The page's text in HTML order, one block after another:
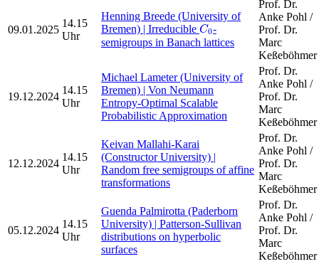
09.01.2025
14.15
Uhr
Henning Breede (University of
Bremen) | Irreducible C0
C0-
semigroups in Banach lattices
Prof. Dr.
Anke Pohl /
Prof. Dr.
Marc
Keßeböhmer
19.12.2024
14.15
Uhr
Michael Lameter (University of
Bremen) | Von Neumann
Entropy-Optimal Scalable
Probabilistic Approximation
Prof. Dr.
Anke Pohl /
Prof. Dr.
Marc
Keßeböhmer
12.12.2024
14.15
Uhr
Keivan Mallahi-Karai
(Constructor University) |
Random free semigroups of affine
transformations
Prof. Dr.
Anke Pohl /
Prof. Dr.
Marc
Keßeböhmer
05.12.2024
14.15
Uhr
Guenda Palmirotta (Paderborn
University) | Patterson-Sullivan
distributions on hyperbolic
surfaces
Prof. Dr.
Anke Pohl /
Prof. Dr.
Marc
Keßeböhmer